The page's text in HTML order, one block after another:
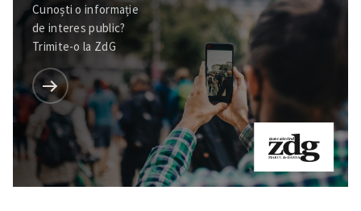
Cunoști o informație
de interes public?
Trimite-o la ZdG